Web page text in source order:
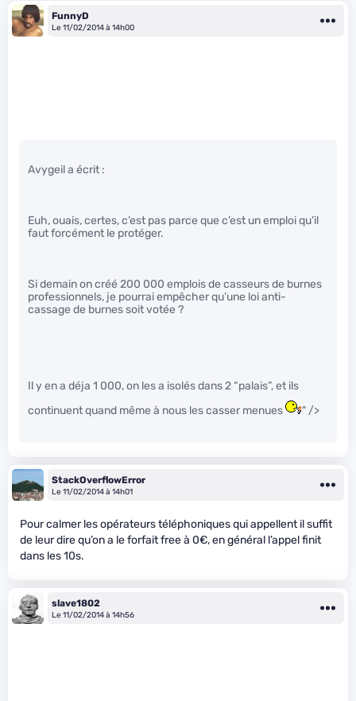
FunnyD
Le 11/02/2014 à 14h00
Avygeil a écrit :
Euh, ouais, certes, c’est pas parce que c’est un emploi qu’il
faut forcément le protéger.
Si demain on créé 200 000 emplois de casseurs de burnes
professionnels, je pourrai empêcher qu’une loi anti-
cassage de burnes soit votée ?
Il y en a déja 1 000, on les a isolés dans 2 “palais”, et ils
continuent quand même à nous les casser menues
" />
StackOverflowError
Le 11/02/2014 à 14h01
Pour calmer les opérateurs téléphoniques qui appellent il suffit
de leur dire qu’on a le forfait free à 0€, en général l’appel finit
dans les 10s.
slave1802
Le 11/02/2014 à 14h56